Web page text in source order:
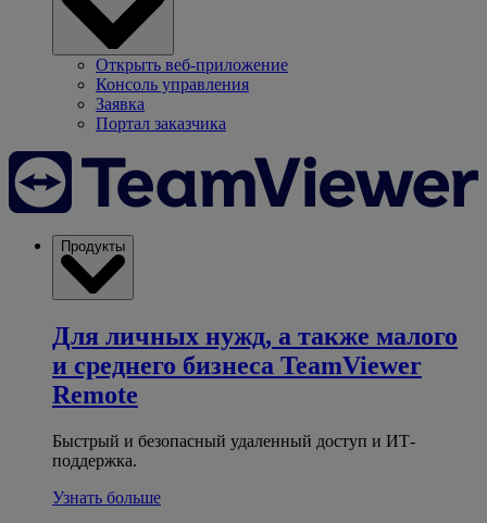
Открыть веб-приложение
Консоль управления
Заявка
Портал заказчика
Продукты
Для личных нужд, а также малого
и среднего бизнеса TeamViewer
Remote
Быстрый и безопасный удаленный доступ и ИТ-
поддержка.
Узнать больше